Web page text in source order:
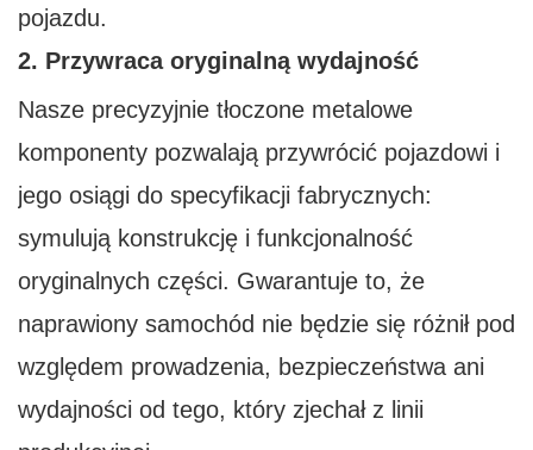
pojazdu.
2. Przywraca oryginalną wydajność
Nasze precyzyjnie tłoczone metalowe
komponenty pozwalają przywrócić pojazdowi i
jego osiągi do specyfikacji fabrycznych:
symulują konstrukcję i funkcjonalność
oryginalnych części. Gwarantuje to, że
naprawiony samochód nie będzie się różnił pod
względem prowadzenia, bezpieczeństwa ani
wydajności od tego, który zjechał z linii